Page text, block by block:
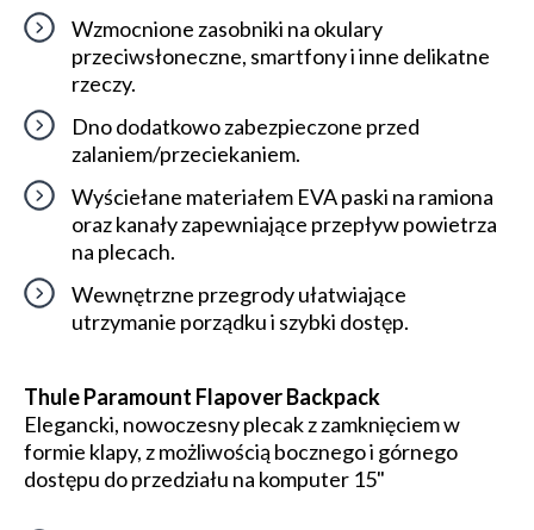
Wzmocnione zasobniki na okulary
przeciwsłoneczne, smartfony i inne delikatne
rzeczy.
Dno dodatkowo zabezpieczone przed
zalaniem/przeciekaniem.
Wyściełane materiałem EVA paski na ramiona
oraz kanały zapewniające przepływ powietrza
na plecach.
Wewnętrzne przegrody ułatwiające
utrzymanie porządku i szybki dostęp.
Thule Paramount Flapover Backpack
Elegancki, nowoczesny plecak z zamknięciem w
formie klapy, z możliwością bocznego i górnego
dostępu do przedziału na komputer 15"